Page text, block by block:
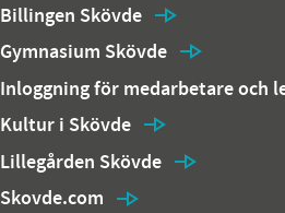
Billingen Skövde
Gymnasium Skövde
Inloggning för medarbetare och
Kultur i Skövde
Lillegården Skövde
Skovde.com